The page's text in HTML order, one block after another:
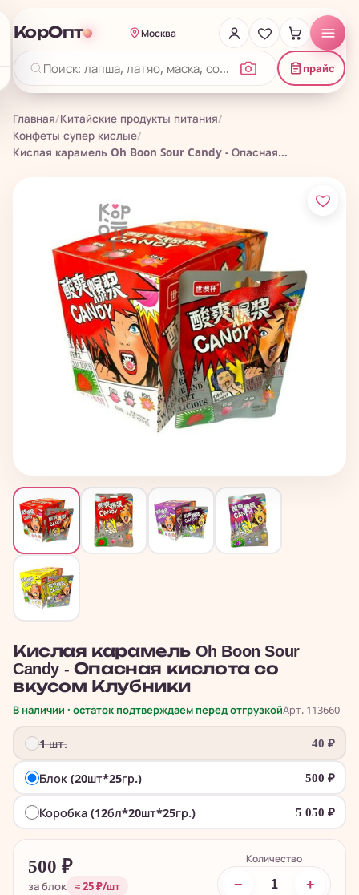
КорОпт Москва
прайс
Главная/Китайские продукты питания/
Конфеты супер кислые/
Кислая карамель Oh Boon Sour Candy - Опасная...
Кислая карамель Oh Boon Sour
Candy - Опасная кислота со
вкусом Клубники
В наличии · остаток подтверждаем перед отгрузкойАрт. 113660
1 шт. 40 ₽
Блок (20шт*25гр.) 500 ₽
Коробка (12бл*20шт*25гр.) 5 050 ₽
500 ₽
за блок ≈ 25 ₽/шт
Количество
− +